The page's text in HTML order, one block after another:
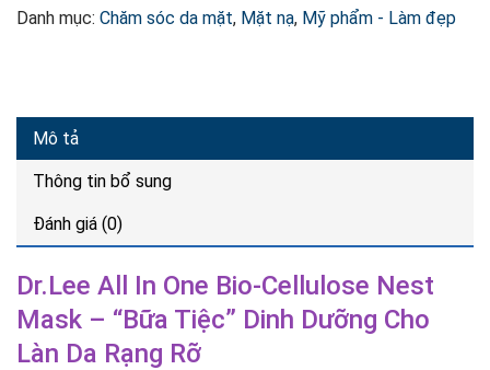
Danh mục: Chăm sóc da mặt, Mặt nạ, Mỹ phẩm - Làm đẹp
Mô tả
Thông tin bổ sung
Đánh giá (0)
Dr.Lee All In One Bio-Cellulose Nest
Mask – “Bữa Tiệc” Dinh Dưỡng Cho
Làn Da Rạng Rỡ